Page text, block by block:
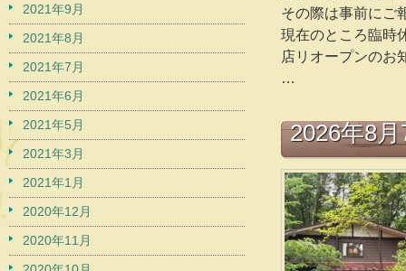
その際は事前にご
現在のところ臨時
店リオープンのお
…
2026年8
2021年9月
2021年8月
2021年7月
2021年6月
2021年5月
2021年3月
2021年1月
2020年12月
2020年11月